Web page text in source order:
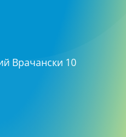
Врачански 10